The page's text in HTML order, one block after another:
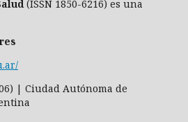
(ISSN 1850-6216) es una
| Ciudad Autónoma de